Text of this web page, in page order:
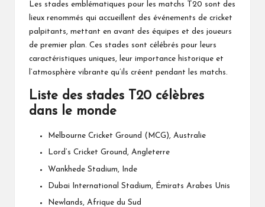
Les stades emblématiques pour les matchs T20 sont des
lieux renommés qui accueillent des événements de cricket
palpitants, mettant en avant des équipes et des joueurs
de premier plan. Ces stades sont célébrés pour leurs
caractéristiques uniques, leur importance historique et
l’atmosphère vibrante qu’ils créent pendant les matchs.
Liste des stades T20 célèbres
dans le monde
Melbourne Cricket Ground (MCG), Australie
Lord’s Cricket Ground, Angleterre
Wankhede Stadium, Inde
Dubai International Stadium, Émirats Arabes Unis
Newlands, Afrique du Sud